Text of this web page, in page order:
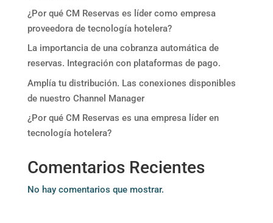
¿Por qué CM Reservas es líder como empresa
proveedora de tecnología hotelera?
La importancia de una cobranza automática de
reservas. Integración con plataformas de pago.
Amplía tu distribución. Las conexiones disponibles
de nuestro Channel Manager
¿Por qué CM Reservas es una empresa líder en
tecnología hotelera?
Comentarios Recientes
No hay comentarios que mostrar.